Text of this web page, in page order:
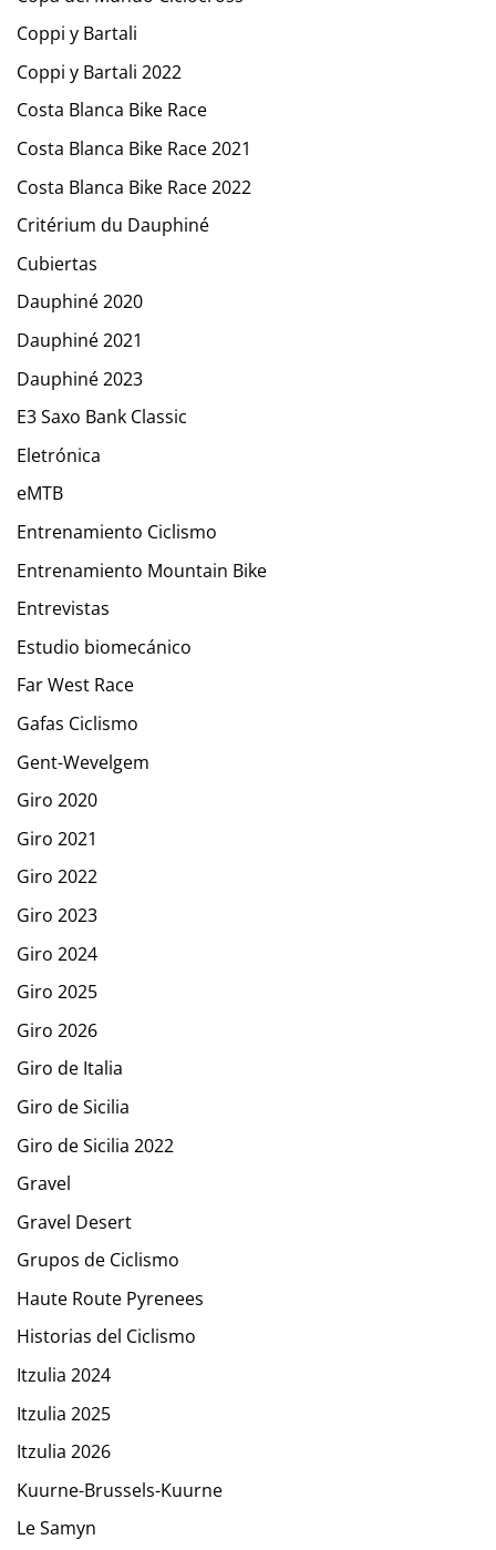
Coppi y Bartali
Coppi y Bartali 2022
Costa Blanca Bike Race
Costa Blanca Bike Race 2021
Costa Blanca Bike Race 2022
Critérium du Dauphiné
Cubiertas
Dauphiné 2020
Dauphiné 2021
Dauphiné 2023
E3 Saxo Bank Classic
Eletrónica
eMTB
Entrenamiento Ciclismo
Entrenamiento Mountain Bike
Entrevistas
Estudio biomecánico
Far West Race
Gafas Ciclismo
Gent-Wevelgem
Giro 2020
Giro 2021
Giro 2022
Giro 2023
Giro 2024
Giro 2025
Giro 2026
Giro de Italia
Giro de Sicilia
Giro de Sicilia 2022
Gravel
Gravel Desert
Grupos de Ciclismo
Haute Route Pyrenees
Historias del Ciclismo
Itzulia 2024
Itzulia 2025
Itzulia 2026
Kuurne-Brussels-Kuurne
Le Samyn